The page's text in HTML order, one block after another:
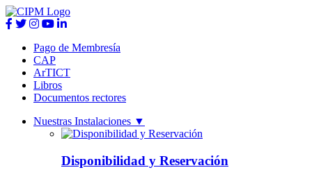
Pago de Membresía
CAP
ArTICT
Libros
Documentos rectores
Nuestras Instalaciones ▼
Disponibilidad y Reservación